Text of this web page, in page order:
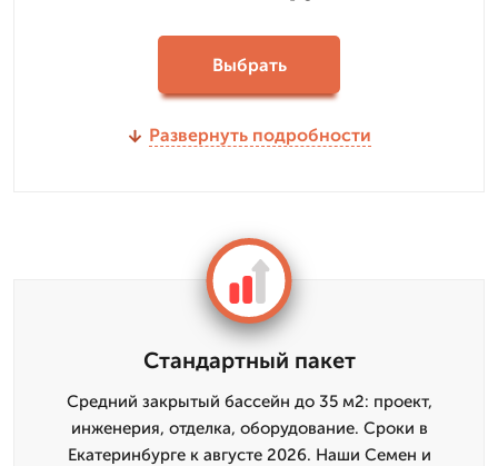
Выбрать
Развернуть подробности
Стандартный пакет
Средний закрытый бассейн до 35 м2: проект,
инженерия, отделка, оборудование. Сроки в
Екатеринбурге к августе 2026. Наши Семен и